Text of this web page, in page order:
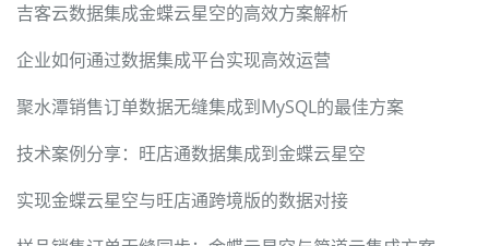
吉客云数据集成金蝶云星空的高效方案解析
企业如何通过数据集成平台实现高效运营
聚水潭销售订单数据无缝集成到MySQL的最佳方案
技术案例分享：旺店通数据集成到金蝶云星空
实现金蝶云星空与旺店通跨境版的数据对接